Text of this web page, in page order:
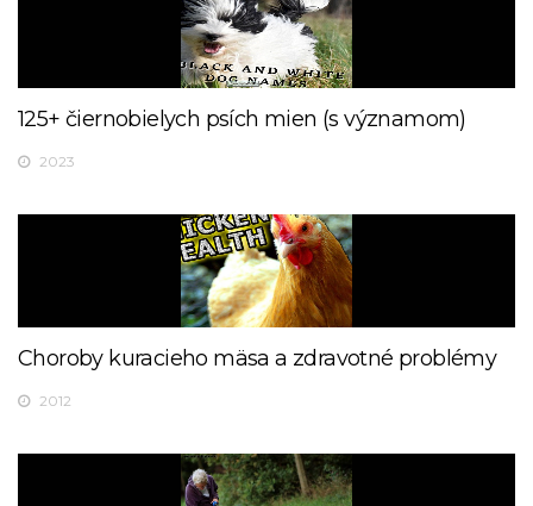
125+ čiernobielych psích mien (s významom)
2023
Choroby kuracieho mäsa a zdravotné problémy
2012